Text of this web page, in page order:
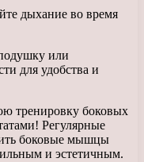
дыхание во время
или
для удобства и
тренировку боковых
Регулярные
боковые мышцы
и эстетичным.